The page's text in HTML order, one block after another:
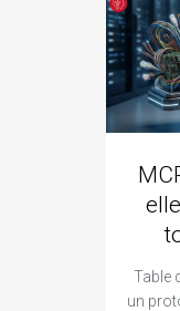
Table
un